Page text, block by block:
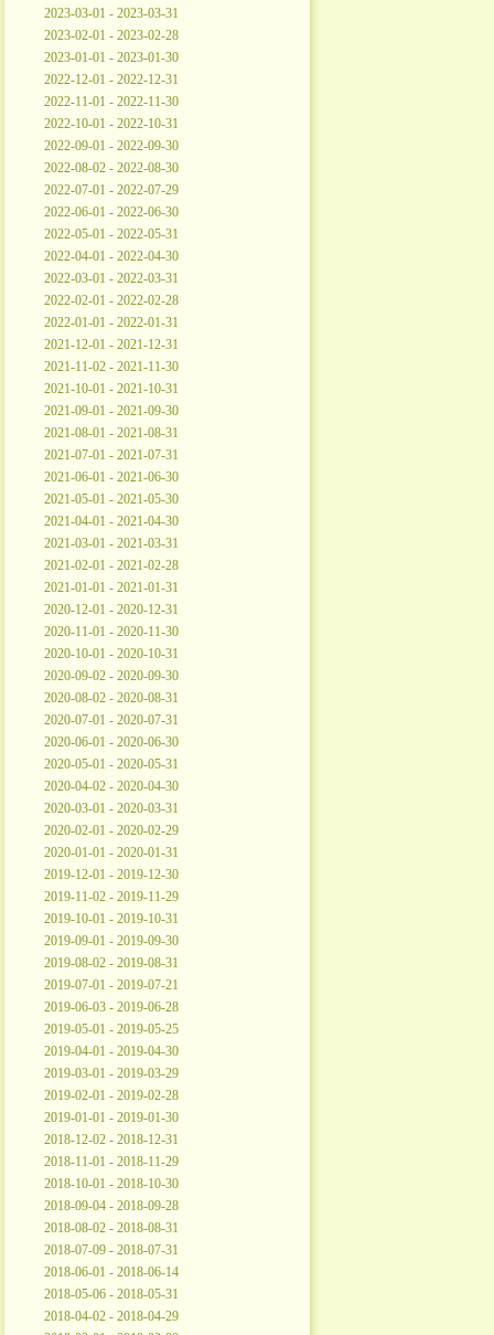
2023-03-01 - 2023-03-31
2023-02-01 - 2023-02-28
2023-01-01 - 2023-01-30
2022-12-01 - 2022-12-31
2022-11-01 - 2022-11-30
2022-10-01 - 2022-10-31
2022-09-01 - 2022-09-30
2022-08-02 - 2022-08-30
2022-07-01 - 2022-07-29
2022-06-01 - 2022-06-30
2022-05-01 - 2022-05-31
2022-04-01 - 2022-04-30
2022-03-01 - 2022-03-31
2022-02-01 - 2022-02-28
2022-01-01 - 2022-01-31
2021-12-01 - 2021-12-31
2021-11-02 - 2021-11-30
2021-10-01 - 2021-10-31
2021-09-01 - 2021-09-30
2021-08-01 - 2021-08-31
2021-07-01 - 2021-07-31
2021-06-01 - 2021-06-30
2021-05-01 - 2021-05-30
2021-04-01 - 2021-04-30
2021-03-01 - 2021-03-31
2021-02-01 - 2021-02-28
2021-01-01 - 2021-01-31
2020-12-01 - 2020-12-31
2020-11-01 - 2020-11-30
2020-10-01 - 2020-10-31
2020-09-02 - 2020-09-30
2020-08-02 - 2020-08-31
2020-07-01 - 2020-07-31
2020-06-01 - 2020-06-30
2020-05-01 - 2020-05-31
2020-04-02 - 2020-04-30
2020-03-01 - 2020-03-31
2020-02-01 - 2020-02-29
2020-01-01 - 2020-01-31
2019-12-01 - 2019-12-30
2019-11-02 - 2019-11-29
2019-10-01 - 2019-10-31
2019-09-01 - 2019-09-30
2019-08-02 - 2019-08-31
2019-07-01 - 2019-07-21
2019-06-03 - 2019-06-28
2019-05-01 - 2019-05-25
2019-04-01 - 2019-04-30
2019-03-01 - 2019-03-29
2019-02-01 - 2019-02-28
2019-01-01 - 2019-01-30
2018-12-02 - 2018-12-31
2018-11-01 - 2018-11-29
2018-10-01 - 2018-10-30
2018-09-04 - 2018-09-28
2018-08-02 - 2018-08-31
2018-07-09 - 2018-07-31
2018-06-01 - 2018-06-14
2018-05-06 - 2018-05-31
2018-04-02 - 2018-04-29